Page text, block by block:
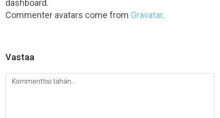
dashboard.
Commenter avatars come from Gravatar.
Vastaa